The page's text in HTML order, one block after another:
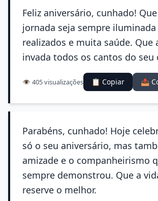
Feliz aniversário, cunhado!
jornada seja sempre
realizados e muita saúde. Que
invada todos os cantos do seu
👁️ 405 visualizações 📋 Copiar 📤
Parabéns, cunhado! Hoje
só o seu aniversário, mas
amizade e o companheirismo
sempre demonstrou. Que a
reserve o melhor.